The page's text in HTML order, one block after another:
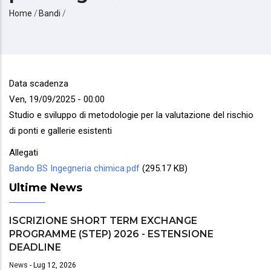
Briciole
Home / Bandi /
Data scadenza
Ven, 19/09/2025 - 00:00
Studio e sviluppo di metodologie per la valutazione del rischio
di ponti e gallerie esistenti
Allegati
Bando BS Ingegneria chimica.pdf (295.17 KB)
Ultime News
ISCRIZIONE SHORT TERM EXCHANGE
PROGRAMME (STEP) 2026 - ESTENSIONE
DEADLINE
News - Lug 12, 2026